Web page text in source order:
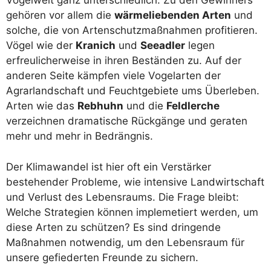
gehören vor allem die wärmeliebenden Arten und
solche, die von Artenschutzmaßnahmen profitieren.
Vögel wie der Kranich und Seeadler legen
erfreulicherweise in ihren Beständen zu. Auf der
anderen Seite kämpfen viele Vogelarten der
Agrarlandschaft und Feuchtgebiete ums Überleben.
Arten wie das Rebhuhn und die Feldlerche
verzeichnen dramatische Rückgänge und geraten
mehr und mehr in Bedrängnis.
Der Klimawandel ist hier oft ein Verstärker
bestehender Probleme, wie intensive Landwirtschaft
und Verlust des Lebensraums. Die Frage bleibt:
Welche Strategien können implemetiert werden, um
diese Arten zu schützen? Es sind dringende
Maßnahmen notwendig, um den Lebensraum für
unsere gefiederten Freunde zu sichern.